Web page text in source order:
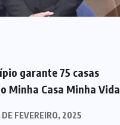
garante 75 casas
Minha Casa Minha Vida
DE FEVEREIRO, 2025